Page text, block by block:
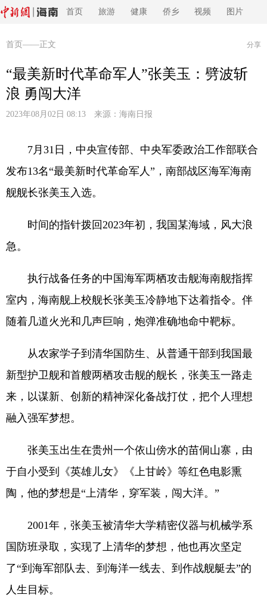
首页 旅游 健康 侨乡 视频 图片
首页 ——正文 分享
“最美新时代革命军人”张美玉：劈波斩
浪 勇闯大洋
2023年08月02日 08:13 来源： 海南日报
7月31日，中央宣传部、中央军委政治工作部联合
发布13名“最美新时代革命军人”，南部战区海军海南
舰舰长张美玉入选。
时间的指针拨回2023年初，我国某海域，风大浪
急。
执行战备任务的中国海军两栖攻击舰海南舰指挥
室内，海南舰上校舰长张美玉冷静地下达着指令。伴
随着几道火光和几声巨响，炮弹准确地命中靶标。
从农家学子到清华国防生、从普通干部到我国最
新型护卫舰和首艘两栖攻击舰的舰长，张美玉一路走
来，以谋新、创新的精神深化备战打仗，把个人理想
融入强军梦想。
张美玉出生在贵州一个依山傍水的苗侗山寨，由
于自小受到《英雄儿女》《上甘岭》等红色电影熏
陶，他的梦想是“上清华，穿军装，闯大洋。”
2001年，张美玉被清华大学精密仪器与机械学系
国防班录取，实现了上清华的梦想，他也再次坚定
了“到海军部队去、到海洋一线去、到作战舰艇去”的
人生目标。